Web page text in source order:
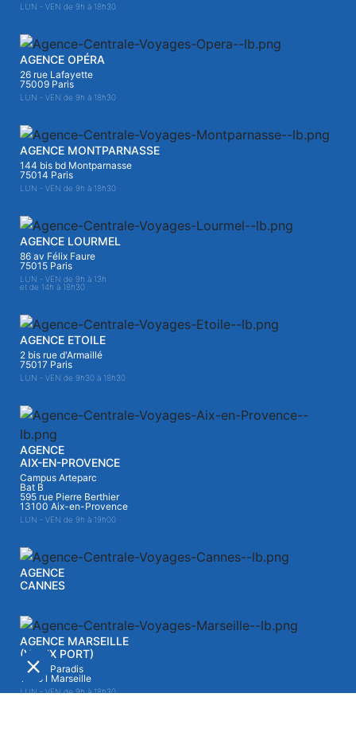
LUN - VEN de 9h à 18h30
AGENCE OPÉRA
26 rue Lafayette
75009 Paris
LUN - VEN de 9h à 18h30
AGENCE MONTPARNASSE
144 bis bd Montparnasse
75014 Paris
LUN - VEN de 9h à 18h30
AGENCE LOURMEL
86 av Félix Faure
75015 Paris
LUN - VEN de 9h à 13h
et de 14h à 18h30
AGENCE ETOILE
2 bis rue d'Armaillé
75017 Paris
LUN - VEN de 9h30 à 18h30
AGENCE
AIX-EN-PROVENCE
Campus Arteparc
Bat B
595 rue Pierre Berthier
13100 Aix-en-Provence
LUN - VEN de 9h à 19h00
AGENCE
CANNES
AGENCE MARSEILLE
(VIEUX PORT)
27 rue Paradis
13001 Marseille
LUN - VEN de 9h à 18h30